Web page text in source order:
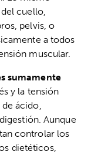
cuello,
pelvis, o
a todos
muscular.
sumamente
y la tensión
ácido,
Aunque
controlar los
dietéticos,